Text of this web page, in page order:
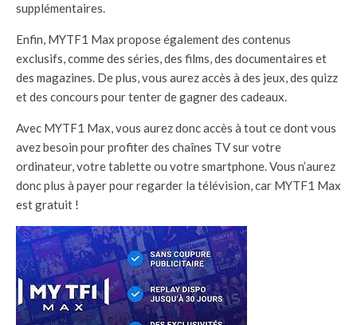
supplémentaires.
Enfin, MYTF1 Max propose également des contenus
exclusifs, comme des séries, des films, des documentaires et
des magazines. De plus, vous aurez accès à des jeux, des quizz
et des concours pour tenter de gagner des cadeaux.
Avec MYTF1 Max, vous aurez donc accès à tout ce dont vous
avez besoin pour profiter des chaînes TV sur votre
ordinateur, votre tablette ou votre smartphone. Vous n’aurez
donc plus à payer pour regarder la télévision, car MYTF1 Max
est gratuit !